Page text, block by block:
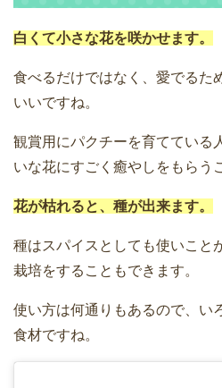
白くて小さな花を咲かせます。
食べるだけではなく、愛でるた
いいですね。
観賞用にパクチーを育てている
いな花にすごく癒やしをもらう
花が枯れると、種が出来ます。
種はスパイスとしても使いこと
栽培をすることもできます。
使い方は何通りもあるので、い
食材ですね。